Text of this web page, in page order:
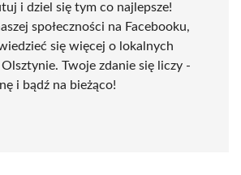
i dziel się tym co najlepsze!
społeczności na Facebooku,
się więcej o lokalnych
Twoje zdanie się liczy -
i bądź na bieżąco!